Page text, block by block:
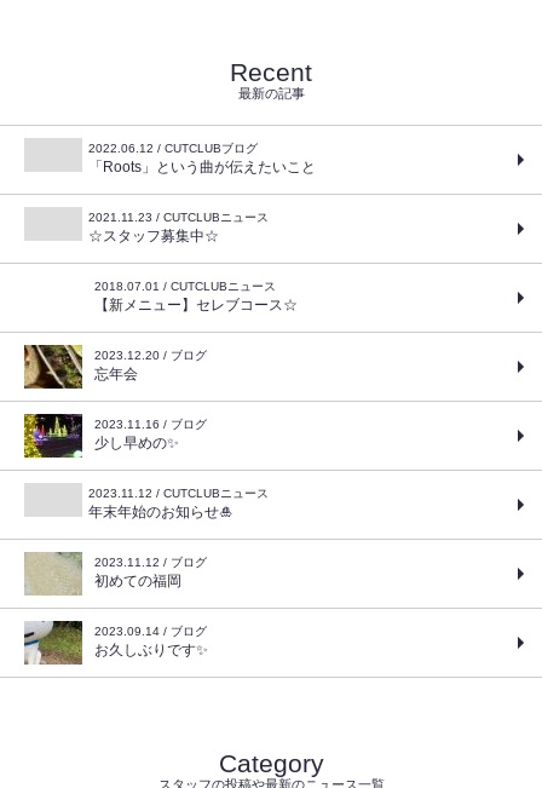
Recent
最新の記事
2022.06.12 / CUTCLUBブログ
「Roots」という曲が伝えたいこと
2021.11.23 / CUTCLUBニュース
☆スタッフ募集中☆
2018.07.01 / CUTCLUBニュース
【新メニュー】セレブコース☆
2023.12.20 / ブログ
忘年会
2023.11.16 / ブログ
少し早めの✨
2023.11.12 / CUTCLUBニュース
年末年始のお知らせ🎍
2023.11.12 / ブログ
初めての福岡
2023.09.14 / ブログ
お久しぶりです✨
Category
スタッフの投稿や最新のニュース一覧